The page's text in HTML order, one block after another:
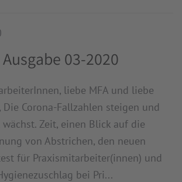
03-2020
liebe MFA und liebe
Corona-Fallzahlen steigen und
Zeit, einen Blick auf die
von Abstrichen, den neuen
für Praxismitarbeiter(innen) und
bei Pri...